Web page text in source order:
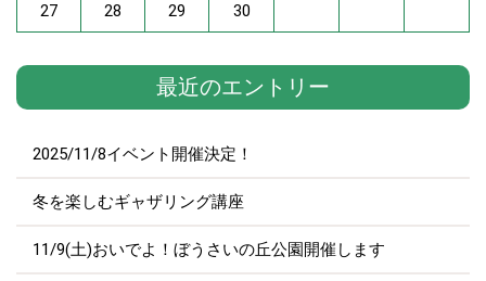
27 28 29 30
最近のエントリー
2025/11/8イベント開催決定！
冬を楽しむギャザリング講座
11/9(土)おいでよ！ぼうさいの丘公園開催します